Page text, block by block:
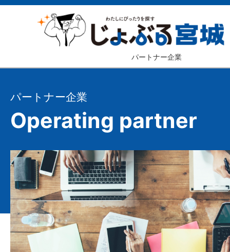
パートナー企業
パートナー企業
Operating partner